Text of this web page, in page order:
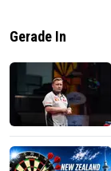
Gerade In